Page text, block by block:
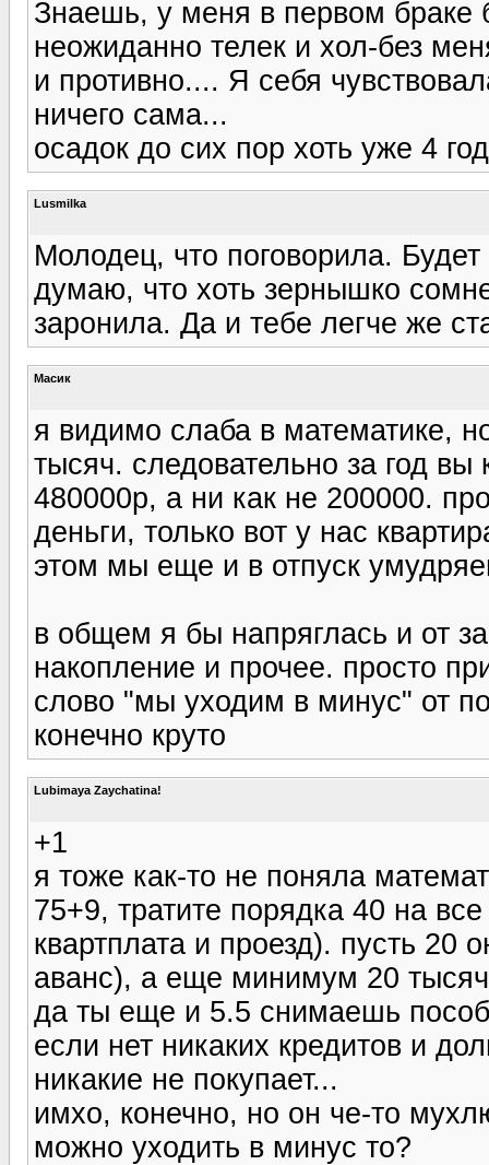
Знаешь, у меня в первом браке
неожиданно телек и хол-без
и противно.... Я себя
ничего сама...
осадок до сих пор хоть уже 4
Lusmilka
Молодец, что поговорила.
думаю, что хоть зернышко
заронила. Да и тебе легче же
Масик
я видимо слаба в математике,
тысяч. следовательно за год
480000р, а ни как не 200000.
деньги, только вот у нас
этом мы еще и в отпуск
в общем я бы напряглась и от
накопление и прочее. просто
слово "мы уходим в минус" от
конечно круто
Lubimaya Zaychatina!
+1
я тоже как-то не поняла
75+9, тратите порядка 40 на
квартплата и проезд). пусть 20
аванс), а еще минимум 20
да ты еще и 5.5 снимаешь
если нет никаких кредитов и
никакие не покупает...
имхо, конечно, но он че-то
можно уходить в минус то?